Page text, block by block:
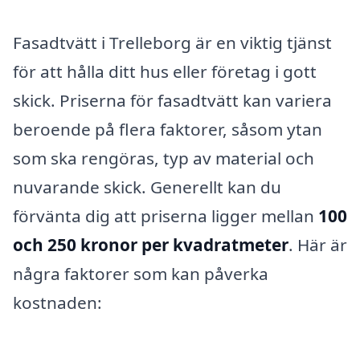
Fasadtvätt i Trelleborg är en viktig tjänst
för att hålla ditt hus eller företag i gott
skick. Priserna för fasadtvätt kan variera
beroende på flera faktorer, såsom ytan
som ska rengöras, typ av material och
nuvarande skick. Generellt kan du
förvänta dig att priserna ligger mellan 100
och 250 kronor per kvadratmeter. Här är
några faktorer som kan påverka
kostnaden: